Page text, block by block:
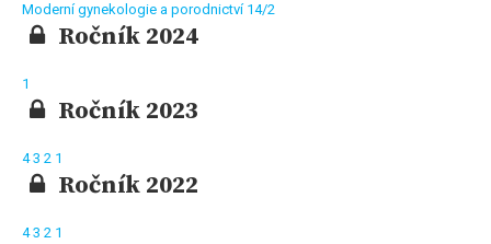
Moderní gynekologie a porodnictví 14/2
Ročník 2024
1
Ročník 2023
43 2 1
Ročník 2022
43 2 1